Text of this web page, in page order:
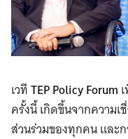
เวทีTEP Policy Forum
ครั้งนี้ เกิดขึ้นจากความ
ส่วนร่วมของทุกคน และ